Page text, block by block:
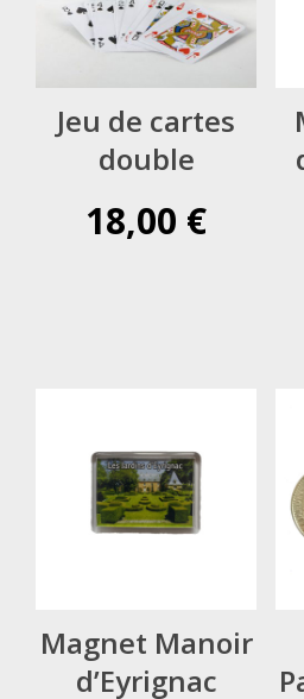
Jeu de cartes
double
18,00 €
Magnet Manoir
d’Eyrignac